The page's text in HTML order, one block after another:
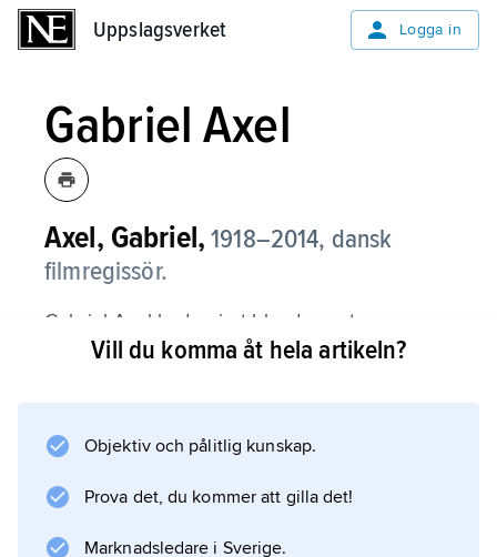
Uppslagsverket Logga in
Gabriel Axel
Axel, Gabriel, 1918–2014, dansk
filmregissör.
Gabriel Axel hade gjort bland annat
publikfilmer som
som
(1975) när han fick ett internationellt
Vill du komma åt hela artikeln?
Objektiv och pålitlig kunskap.
Prova det, du kommer att gilla det!
Marknadsledare i Sverige.